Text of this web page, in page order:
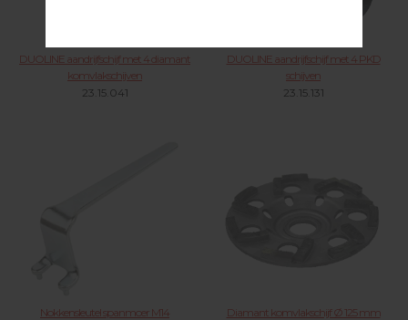
DUOLINE aandrijfschijf met 4 diamant
komvlakschijven
23.15.041
DUOLINE aandrijfschijf met 4 PKD
schijven
23.15.131
Nokkensleutel spanmoer M14
Diamant komvlakschijf Ø 125 mm